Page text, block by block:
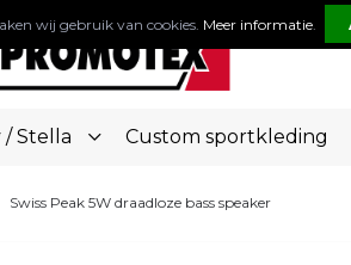
/ Stella Custom sportkleding
Swiss Peak 5W draadloze bass speaker
wij gebruik van cookies. Meer informatie.